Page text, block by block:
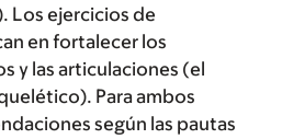
Los ejercicios de
en fortalecer los
y las articulaciones (el
Para ambos
según las pautas